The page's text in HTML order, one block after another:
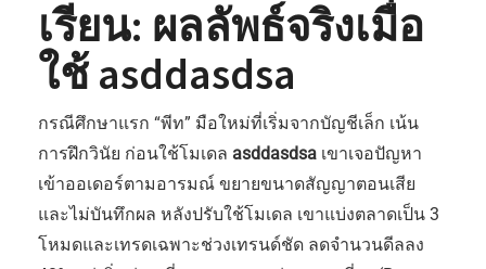
เรียน: ผลลัพธ์จริงเมื่อ
ใช้ asddasdsa
กรณีศึกษาแรก “พีท” มือใหม่ที่เริ่มจากบัญชีเล็ก เน้น
การฝึกวินัย ก่อนใช้โมเดล asddasdsa เขาเจอปัญหา
เข้าออเดอร์ตามอารมณ์ ขยายขนาดสัญญาตอนเสีย
และไม่บันทึกผล หลังปรับใช้โมเดล เขาแบ่งตลาดเป็น 3
โหมดและเทรดเฉพาะช่วงเทรนด์ชัด ลดจำนวนดีลลง